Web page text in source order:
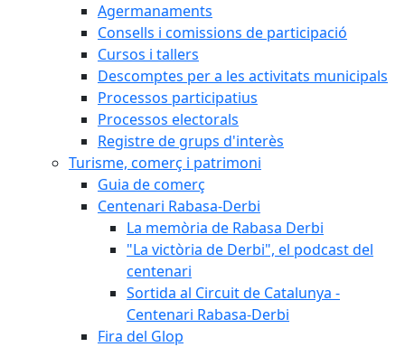
Agermanaments
Consells i comissions de participació
Cursos i tallers
Descomptes per a les activitats municipals
Processos participatius
Processos electorals
Registre de grups d'interès
Turisme, comerç i patrimoni
Guia de comerç
Centenari Rabasa-Derbi
La memòria de Rabasa Derbi
"La victòria de Derbi", el podcast del
centenari
Sortida al Circuit de Catalunya -
Centenari Rabasa-Derbi
Fira del Glop